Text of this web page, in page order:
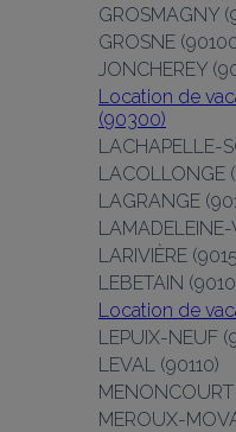
GROSMAGNY
GROSNE
JONCHEREY
Location de
(90300)
LACHAPELLE-
LACOLLONGE
LAGRANGE
LARIVIÈRE
LEBETAIN
Location de
LEPUIX-NEUF
LEVAL (90110)
MEROUX-